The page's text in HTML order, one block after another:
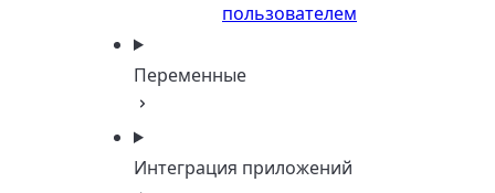
пользователем
Переменные
Интеграция приложений